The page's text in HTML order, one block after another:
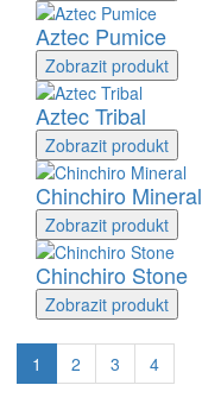
Aztec Pumice
Zobrazit produkt
Aztec Tribal
Zobrazit produkt
Chinchiro Mineral
Zobrazit produkt
Chinchiro Stone
Zobrazit produkt
1 2 3 4